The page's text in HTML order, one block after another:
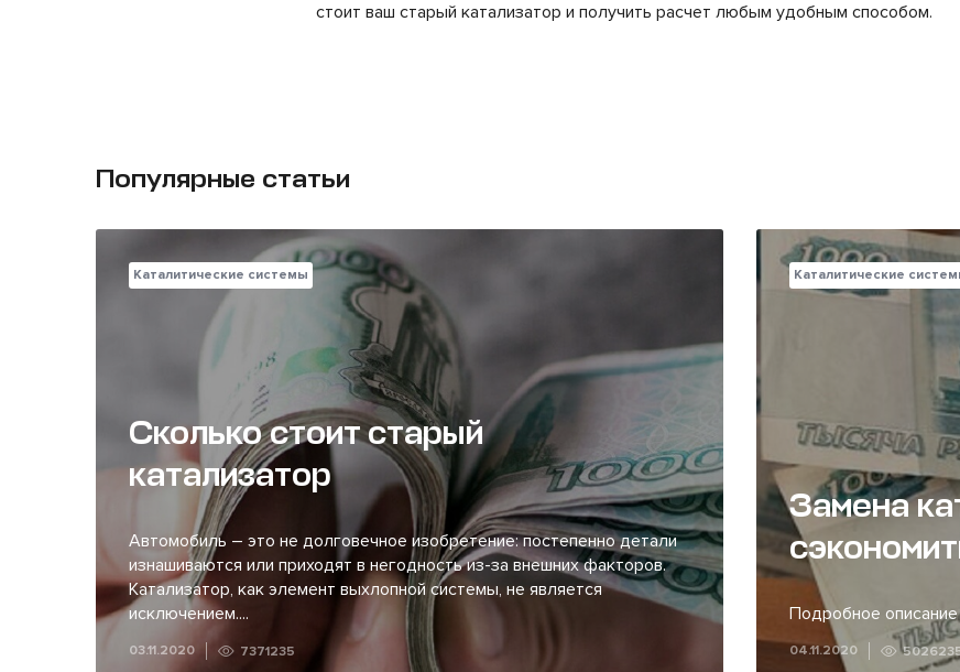
стоит ваш старый катализатор и получить расчет любым удобным способом.
Популярные статьи
Каталитические системы
Сколько стоит старый
катализатор
Автомобиль – это не долговечное изобретение: постепенно детали
изнашиваются или приходят в негодность из-за внешних факторов.
Катализатор, как элемент выхлопной системы, не является
исключением....
03.11.2020 7371235
Каталитические
Замена
Подробное описание
04.11.2020